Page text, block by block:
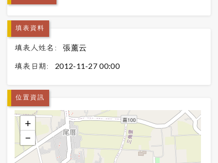
填表資料
填表人姓名: 張薰云
填表日期: 2012-11-27 00:00
位置資訊
+
−